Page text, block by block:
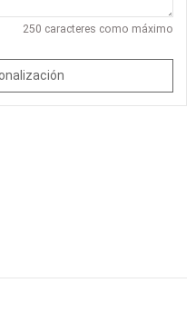
250 caracteres como máximo